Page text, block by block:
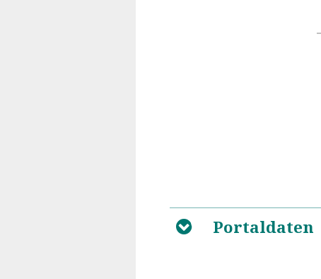
B Portaldaten